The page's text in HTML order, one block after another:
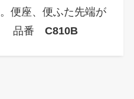
便座、便ふた先端が
品番 C810B